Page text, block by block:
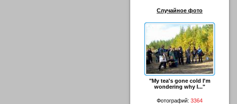
Случайное фото
"My tea's gone cold I'm
wondering why I..."
Фотографий: 3364